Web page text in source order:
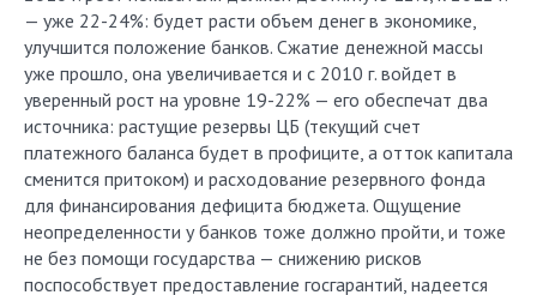
— уже 22-24%: будет расти объем денег в экономике,
улучшится положение банков. Сжатие денежной массы
уже прошло, она увеличивается и с 2010 г. войдет в
уверенный рост на уровне 19-22% — его обеспечат два
источника: растущие резервы ЦБ (текущий счет
платежного баланса будет в профиците, а отток капитала
сменится притоком) и расходование резервного фонда
для финансирования дефицита бюджета. Ощущение
неопределенности у банков тоже должно пройти, и тоже
не без помощи государства — снижению рисков
поспособствует предоставление госгарантий, надеется